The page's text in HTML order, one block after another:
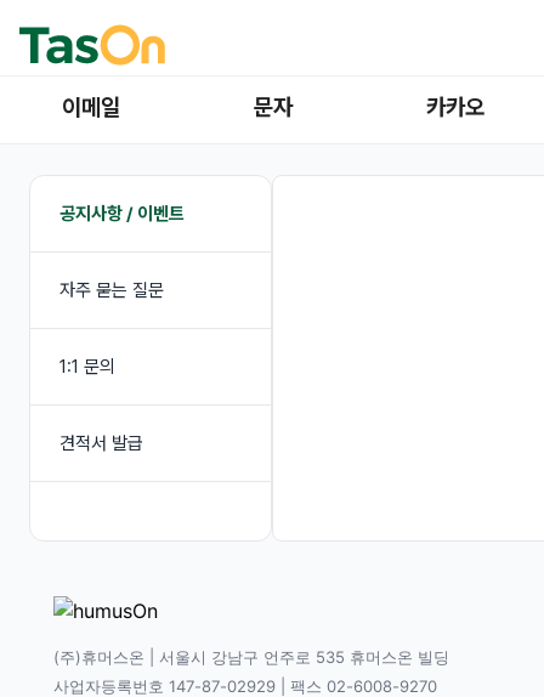
이메일 문자 카카오
공지사항 / 이벤트
자주 묻는 질문
1:1 문의
견적서 발급
(주)휴머스온 | 서울시 강남구 언주로 535 휴머스온 빌딩
사업자등록번호 147-87-02929 | 팩스 02-6008-9270